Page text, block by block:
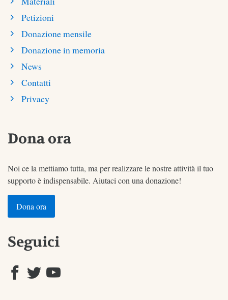
Petizioni
Donazione mensile
Donazione in memoria
News
Contatti
Privacy
Dona ora
Noi ce la mettiamo tutta, ma per realizzare le nostre attività il tuo
supporto è indispensabile. Aiutaci con una donazione!
Dona ora
Seguici